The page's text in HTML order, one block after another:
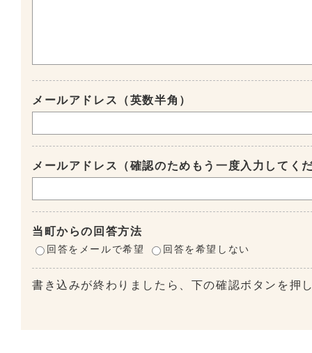
メールアドレス（英数半角）
メールアドレス（確認のためもう一度入力してく
当町からの回答方法
回答をメールで希望 回答を希望しない
書き込みが終わりましたら、下の確認ボタンを押